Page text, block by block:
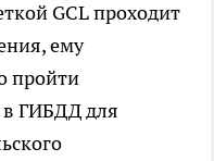
GCL проходит
ему
пройти
в ГИБДД для